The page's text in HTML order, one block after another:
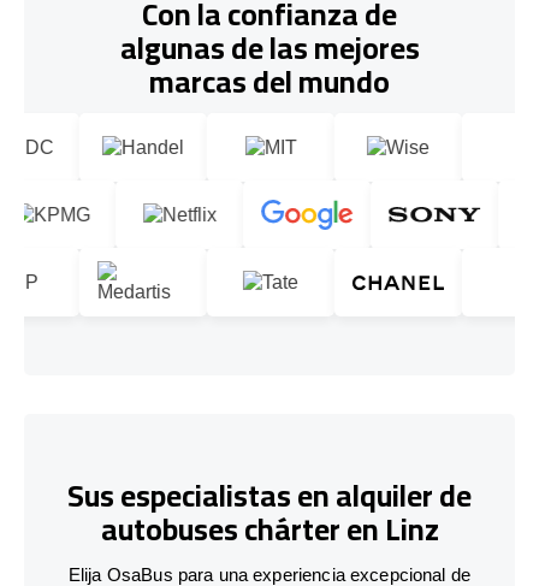
Con la confianza de
algunas de las mejores
marcas del mundo
Sus especialistas en alquiler de
autobuses chárter en Linz
Elija OsaBus para una experiencia excepcional de